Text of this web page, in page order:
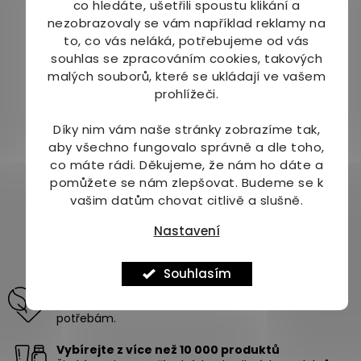
co hledáte, ušetřili spoustu klikání a
nezobrazovaly se vám například reklamy na
to, co vás neláká, potřebujeme od vás
souhlas se zpracováním cookies, takových
malých souborů, které se ukládají ve vašem
prohlížeči.
Díky nim vám naše stránky zobrazíme tak,
aby všechno fungovalo správně a dle toho,
co máte rádi. Děkujeme, že nám ho dáte a
pomůžete se nám zlepšovat. Budeme se k
vašim datům chovat citlivě a slušně.
Nastavení
Souhlasím
Štětka lesní kořen
mletý 50 g
(>10 ks)
199 Kč
Do košíku
Štětka lesní n. s. 20 x 2
g
Dostupné do 1 dne
(>10 ks)
179 Kč
Do košíku
O
l
á
d
a
p
položek celkem
Odborné poradenství pro vaši krásu a zdraví
potřebám.
Vybírejte z více než 10 000 produktů